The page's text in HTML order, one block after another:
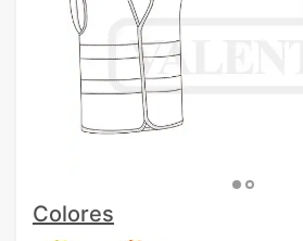
Colores